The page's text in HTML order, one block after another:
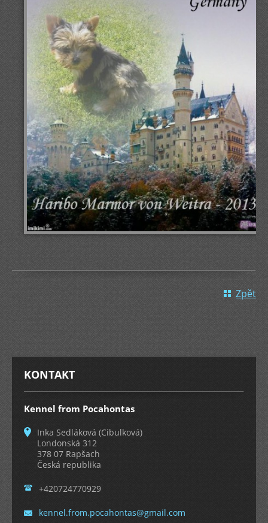
Zpět
KONTAKT
Kennel from Pocahontas
Inka Sedláková (Cibulková)
Londonská 312
378 07 Rapšach
Česká republika
+420724770929
kennel.from.pocahontas@gmail.com